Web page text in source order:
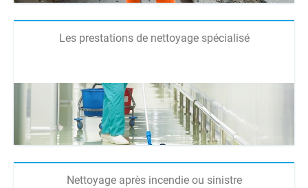
Les prestations de nettoyage spécialisé
Nettoyage après incendie ou sinistre